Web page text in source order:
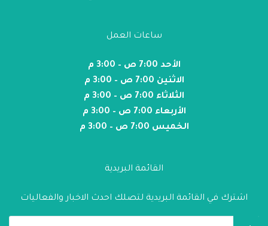
ساعات العمل
الأحد 7:00 ص – 3:00 م
الاثنين 7:00 ص – 3:00 م
الثلاثاء 7:00 ص – 3:00 م
الأربعاء 7:00 ص – 3:00 م
الخميس 7:00 ص – 3:00 م
القائمة البريدية
اشترك في القائمة البريدية لتصلك احدث الاخبار والفعاليات